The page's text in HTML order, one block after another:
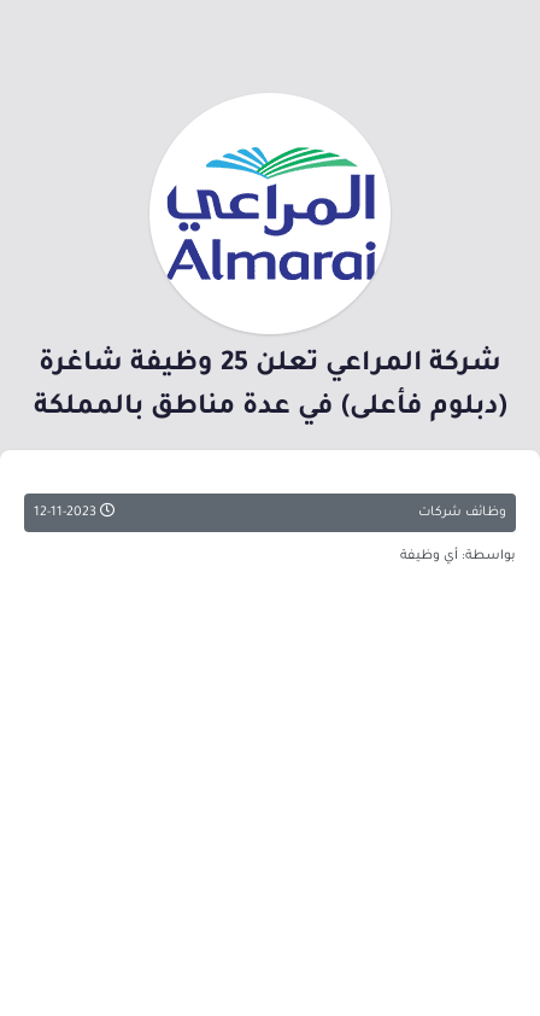
شركة المراعي تعلن 25 وظيفة شاغرة
(دبلوم فأعلى) في عدة مناطق بالمملكة
وظائف شركات
بواسطة: أي وظيفة